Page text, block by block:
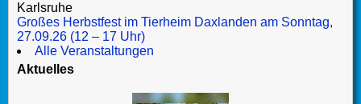
Karlsruhe
Großes Herbstfest im Tierheim Daxlanden am Sonntag,
27.09.26 (12 – 17 Uhr)
Alle Veranstaltungen
Aktuelles